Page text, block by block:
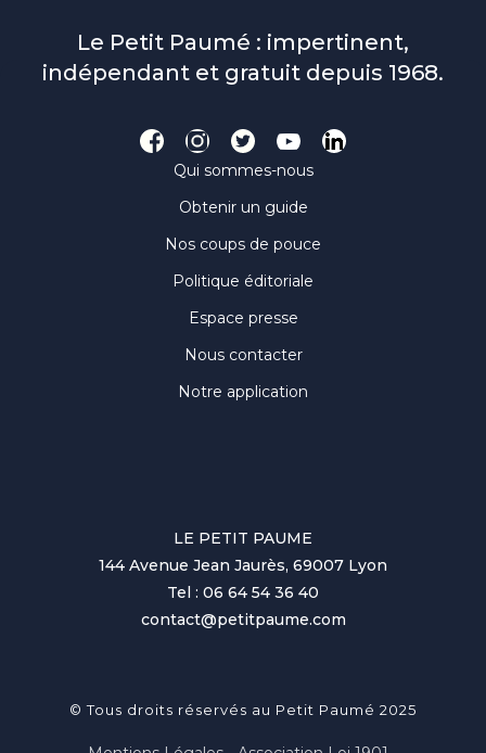
Le Petit Paumé : impertinent,
indépendant et gratuit depuis 1968.
Qui sommes-nous
Obtenir un guide
Nos coups de pouce
Politique éditoriale
Espace presse
Nous contacter
Notre application
LE PETIT PAUME
144 Avenue Jean Jaurès, 69007 Lyon
Tel : 06 64 54 36 40
contact@petitpaume.com
© Tous droits réservés au Petit Paumé 2025